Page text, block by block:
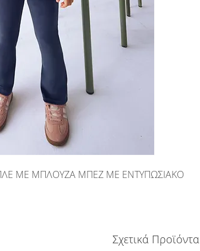
ΜΕ ΜΠΛΟΥΖΑ ΜΠΕΖ ΜΕ ΕΝΤΥΠΩΣΙΑΚΟ
Σχετικά Προϊόντα